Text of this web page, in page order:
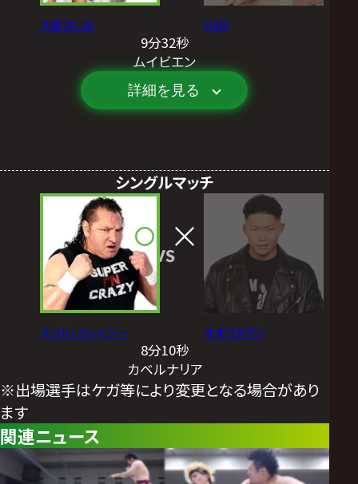
大原はじめ Hi69
9分32秒
ムイビエン
詳細を見る
シングルマッチ
スペル・クレイジー
VS
オオワダサン
8分10秒
カベルナリア
※出場選手はケガ等により変更となる場合があり
ます
関連ニュース